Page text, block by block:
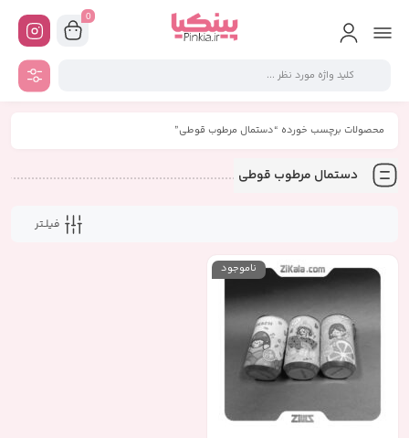
0
محصولات برچسب خورده “دستمال مرطوب قوطی”
دستمال مرطوب قوطی
فیلـتر
ناموجود